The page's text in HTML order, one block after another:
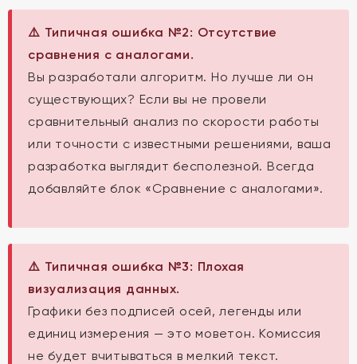
⚠️ Типичная ошибка №2: Отсутствие
сравнения с аналогами.
Вы разработали алгоритм. Но лучше ли он
существующих? Если вы не провели
сравнительный анализ по скорости работы
или точности с известными решениями, ваша
разработка выглядит бесполезной. Всегда
добавляйте блок «Сравнение с аналогами».
⚠️ Типичная ошибка №3: Плохая
визуализация данных.
Графики без подписей осей, легенды или
единиц измерения — это моветон. Комиссия
не будет вчитываться в мелкий текст.